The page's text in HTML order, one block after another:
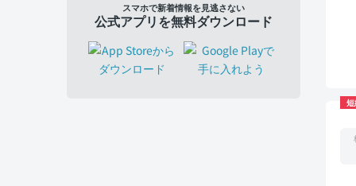
スマホで新着情報を見逃さない
公式アプリを無料ダウンロード